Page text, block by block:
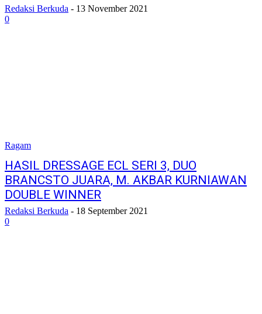
Redaksi Berkuda - 13 November 2021
0
Ragam
HASIL DRESSAGE ECL SERI 3, DUO
BRANCSTO JUARA, M. AKBAR KURNIAWAN
DOUBLE WINNER
Redaksi Berkuda - 18 September 2021
0